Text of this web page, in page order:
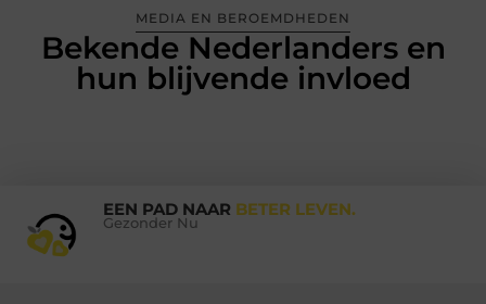
MEDIA EN BEROEMDHEDEN
Bekende Nederlanders en
hun blijvende invloed
EEN PAD NAAR BETER LEVEN.
Gezonder Nu